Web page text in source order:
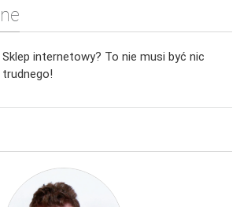
Metody numeryczne
Algorytmy wyszukiwania
Inne
Sklep internetowy? To nie musi być nic
trudnego!